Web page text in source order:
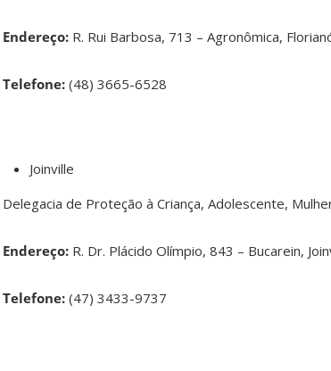
Endereço: R. Rui Barbosa, 713 – Agronômica,
Telefone: (48) 3665-6528
Joinville
Delegacia de Proteção à Criança, Adolescente,
Endereço: R. Dr. Plácido Olímpio, 843 – Bucarein,
Telefone: (47) 3433-9737